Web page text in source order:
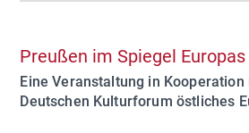
Preußen im Spiegel Europas
Eine Veranstaltung in Kooperation
Deutschen Kulturforum östliches